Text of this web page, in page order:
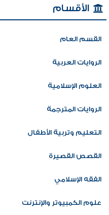
الأقسام
القسم العام
الروايات العربية
العلوم الإسلامية
الروايات المترجمة
التعليم وتربية الأطفال
القصص القصيرة
الفقه الإسلامي
علوم الكمبيوتر والإنترنت